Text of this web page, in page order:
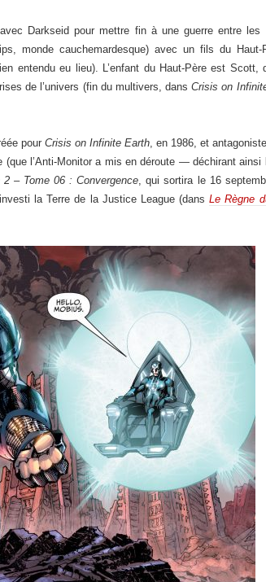
Darkseid pour mettre fin à une guerre entre les
monde cauchemardesque) avec un fils du Haut-
entendu eu lieu). L’enfant du Haut-Père est Scott,
de l’univers (fin du multivers, dansCrisis on
pour Crisis on Infinite Earth, en 1986, et
l’Anti-Monitor a mis en déroute — déchirant ainsi
2 – Tome 06 : Convergence, qui sortira le 16
la Terre de la Justice League (dansLe Règne